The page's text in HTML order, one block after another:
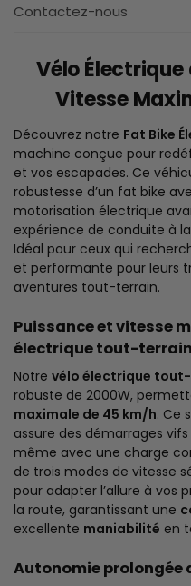
Contactez-nous
Vélo Électrique
Vitesse
Découvrez notre Fat Bike
machine conçue pour
et vos escapades. Ce
robustesse d’un fat bike
motorisation électrique
expérience de conduite à
Idéal pour ceux qui
et performante pour leurs
aventures tout-terrain.
Puissance et vitesse
électrique tout-terrain
Notre vélo électrique
robuste de 2000W,
maximale de 45 km/h. Ce
assure des démarrages
même avec une charge
de trois modes de vitesse
pour adapter l’allure à vos
la route, garantissant une
excellente maniabilité en
Autonomie prolongée